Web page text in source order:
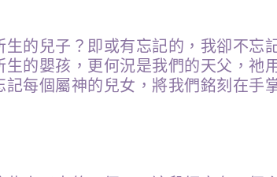
生的兒子？即或有忘記的，我卻不
的嬰孩，更何況是我們的天父，祂
每個屬神的兒女，將我們銘刻在手